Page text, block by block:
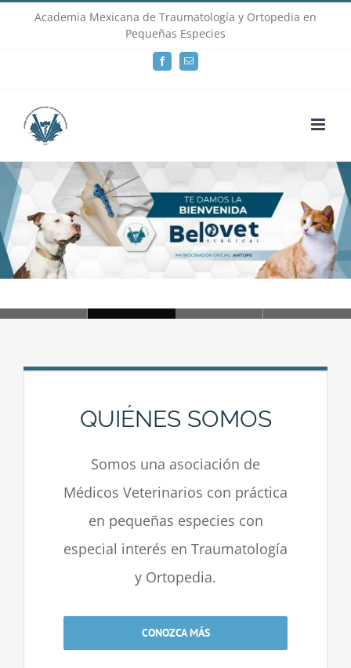
Academia Mexicana de Traumatología y Ortopedia en
Pequeñas Especies
FacebookEmail
Loading...
QUIÉNES SOMOS
Somos una asociación de
Médicos Veterinarios con práctica
en pequeñas especies con
especial interés en Traumatología
y Ortopedia.
CONOZCA MÁS